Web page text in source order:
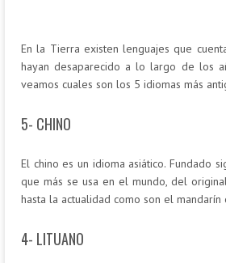
En la Tierra existen lenguajes que
hayan desaparecido a lo largo de los
veamos cuales son los 5 idiomas más
5- CHINO
El chino es un idioma asiático. Fundado
que más se usa en el mundo, del
hasta la actualidad como son el mandarín
4- LITUANO